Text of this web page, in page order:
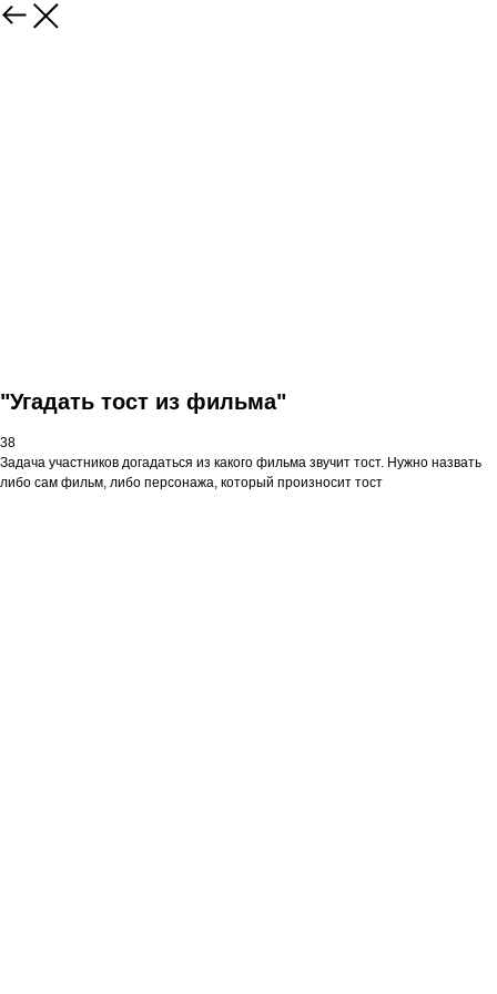
"Угадать тост из фильма"
38
Задача участников догадаться из какого фильма звучит тост. Нужно назвать
либо сам фильм, либо персонажа, который произносит тост